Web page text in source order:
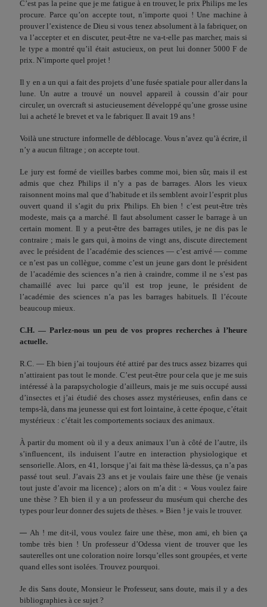
C’est pas la peine que je me fatigue à en trouver, le prix Philips me les
procure. Parce qu’on accepte tout, n’importe quoi ! Une machine à
prouver l’existence de Dieu si vous tenez absolument à la fabriquer, on
va l’accepter et en discuter, peut-être ne va-t-elle pas marcher, mais si
le type a montré qu’il était astucieux, on peut lui donner 5000 F de
prix. N’importe quel projet !
Il y en a un qui a fait des projets d’une fusée spatiale pour aller dans la
lune. Un autre a trouvé un nouvel appareil à coussin d’air pour
circuler, un overcraft si astucieusement développé qu’une grosse usine
lui a acheté le brevet et va le fabriquer. Il avait 19 ans !
Voilà une structure informelle de déblocage. Vous n’avez qu’à écrire, il
n’y a aucun filtrage ; on accepte tout.
Le jury est formé de vieilles barbes comme moi, bien sûr, mais il est
admis que chez Philips il n’y a pas de barrages. Alors les vieux
raisonnent moins mal que d’habitude et ils semblent avoir l’esprit plus
ouvert quand il s’agit du prix Philips. Eh bien ! c’est peut-être très
modeste, mais ça a marché. Il faut absolument casser le barrage à un
certain moment. Il y a peut-être des barrages utiles, je ne dis pas le
contraire ; mais le gars qui, à moins de vingt ans, discute directement
avec le président de l’académie des sciences — c’est arrivé — comme
ce n’est pas un collègue, comme c’est un jeune gars dont le président
de l’académie des sciences n’a rien à craindre, comme il ne s’est pas
chamaillé avec lui parce qu’il est trop jeune, le président de
l’académie des sciences n’a pas les barrages habituels. Il l’écoute
beaucoup mieux.
C.H. — Parlez-nous un peu de vos propres recherches à l’heure
actuelle.
R.C. — Eh bien j’ai toujours été attiré par des trucs assez bizarres qui
n’attiraient pas tout le monde. C’est peut-être pour cela que je me suis
intéressé à la parapsychologie d’ailleurs, mais je me suis occupé aussi
d’insectes et j’ai étudié des choses assez mystérieuses, enfin dans ce
temps-là, dans ma jeunesse qui est fort lointaine, à cette époque, c’était
mystérieux : c’était les comportements sociaux des animaux.
À partir du moment où il y a deux animaux l’un à côté de l’autre, ils
s’influencent, ils induisent l’autre en interaction phy­siologique et
sensorielle. Alors, en 41, lorsque j’ai fait ma thèse là-dessus, ça n’a pas
passé tout seul. J’avais 23 ans et je voulais faire une thèse (je venais
tout juste d’avoir ma licence) ; alors on m’a dit : « Vous voulez faire
une thèse ? Eh bien il y a un professeur du muséum qui cherche des
types pour leur donner des sujets de thèses. » Bien ! je vais le trouver.
— Ah ! me dit-il, vous voulez faire une thèse, mon ami, eh bien ça
tombe très bien ! Un professeur d’Odessa vient de trouver que les
sauterelles ont une coloration noire lorsqu’elles sont groupées, et verte
quand elles sont isolées. Trouvez pourquoi.
Je dis Sans doute, Monsieur le Professeur, sans doute, mais il y a des
bibliographies à ce sujet ?